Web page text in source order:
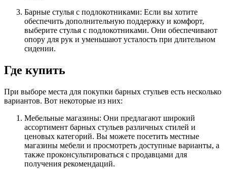
Барные стулья с подлокотниками: Если вы хотите
обеспечить дополнительную поддержку и комфорт,
выберите стулья с подлокотниками. Они обеспечивают
опору для рук и уменьшают усталость при длительном
сидении.
Где купить
При выборе места для покупки барных стульев есть несколько
вариантов. Вот некоторые из них:
Мебельные магазины: Они предлагают широкий
ассортимент барных стульев различных стилей и
ценовых категорий. Вы можете посетить местные
магазины мебели и просмотреть доступные варианты, а
также проконсультироваться с продавцами для
получения рекомендаций.